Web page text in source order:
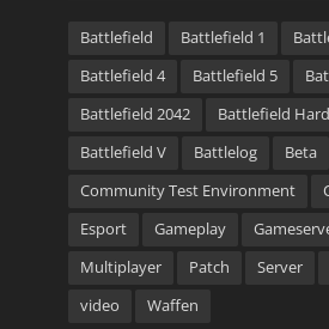
Battlefield Battlefield 1
Battlefield 4
Battlefield 5
Battlefield 2042
Battlefield
Battlefield V
Battlelog Beta
Community Test Environment
Esport
Gameplay
Multiplayer
Patch Server
video
Waffen